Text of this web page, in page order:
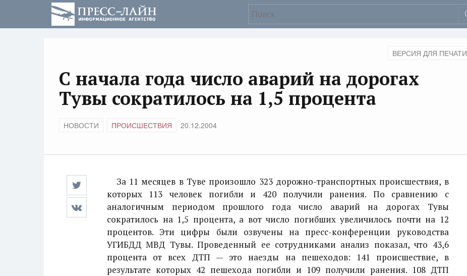
ВЕРСИЯ ДЛЯ ПЕЧАТИ
С начала года число аварий на дорогах
Тувы сократилось на 1,5 процента
НОВОСТИ ПРОИСШЕСТВИЯ 20.12.2004
За 11 месяцев в Туве произошло 323 дорожно-транспортных происшествия, в
которых 113 человек погибли и 420 получили ранения. По сравнению с
аналогичным периодом прошлого года число аварий на дорогах Тувы
сократилось на 1,5 процента, а вот число погибших увеличилось почти на 12
процентов. Эти цифры были озвучены на пресс-конференции руководства
УГИБДД МВД Тувы. Проведенный ее сотрудниками анализ показал, что 43,6
процента от всех ДТП — это наезды на пешеходов: 141 происшествие, в
результате которых 42 пешехода погибли и 109 получили ранения. 108 ДТП